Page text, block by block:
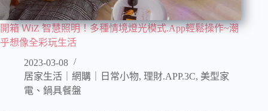
開箱 ＷiZ 智慧照明！多種情境燈光模式.App輕鬆操作~潮
乎想像全彩玩生活
2023-03-08
居家生活｜網購｜日常小物, 理財.APP.3C, 美型家
電、鍋具餐盤